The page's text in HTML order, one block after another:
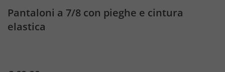
Pantaloni a 7/8 con pieghe e cintura
elastica